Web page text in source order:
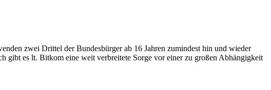
zwei Drittel der Bundesbürger ab 16 Jahren zumindest hin und wieder
gibt es lt. Bitkom eine weit verbreitete Sorge vor einer zu großen Abhängigkeit